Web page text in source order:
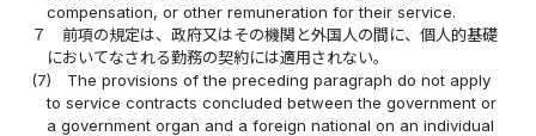
compensation, or other remuneration for their service.
７
前項の規定は、政府又はその機関と外国人の間に、個人的基礎
においてなされる勤務の契約には適用されない。
(7)
The provisions of the preceding paragraph do not apply
to service contracts concluded between the government or
a government organ and a foreign national on an individual